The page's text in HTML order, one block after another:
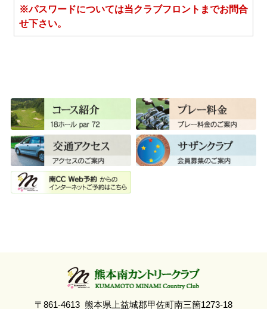
※パスワードについては当クラブフロントまでお問合
せ下さい。
〒861-4613 熊本県上益城郡甲佐町南三箇1273-18
Web予約
クラブ競技・オープンコンペ日程
レストラン
サザンクラブ
新着情報
スタッフブログ
サイトマップ
プライバシーポリシー